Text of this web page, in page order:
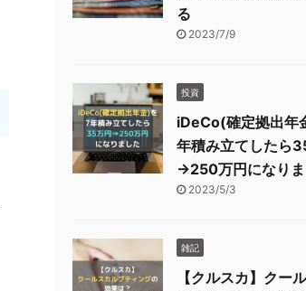
る
2023/7/9
投資
iDeCo(確定拠出年
年積み立てしたら
→250万円になり
2023/5/3
雑記
【クルスカ】クー